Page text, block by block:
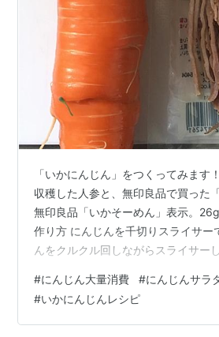
「いかにんじん」をつくってみます
収穫した人参と、無印良品で買った
無印良品「いかそーめん」表示。
作り方 にんじんを千切りスライサー
んをクルクル回しながらスライサー
い。 いかソーメンはキッチンバサミ
じんとイカソーメンをあわせて。 醤
さじ1 かんたん酢 大さじ1 でよく混
#にんじん大量消費 #にんじんサラ
#いかにんじんレシピ